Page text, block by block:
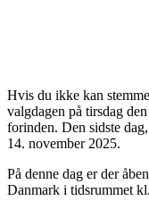
Hvis du ikke kan
valgdagen på tirsdag
forinden. Den sidste
14. november 2025.
På denne dag er der
Danmark i tidsrummet